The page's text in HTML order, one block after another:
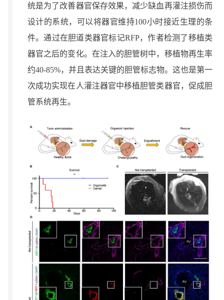
统是为了改善器官保存效果，减少缺血再灌注损伤而
设计的系统，可以将器官维持100小时接近生理的条
件。通过在胆道类器官标记RFP，作者检测了移植类
器官之后的变化。在注入的胆管树中，移植物再生率
约40-85%，并且表达关键的胆管标志物。这也是第一
次成功实现在人灌注器官中移植胆管类器官，促成胆
管系统再生。